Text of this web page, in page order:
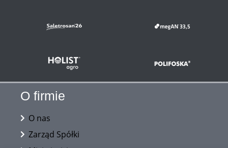
O firmie
O nas
Zarząd Spółki